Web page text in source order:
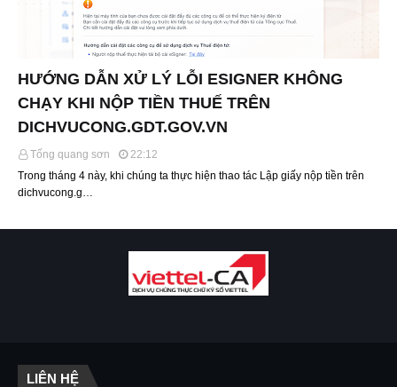
HƯỚNG DẪN XỬ LÝ LỖI ESIGNER KHÔNG
CHẠY KHI NỘP TIỀN THUẾ TRÊN
DICHVUCONG.GDT.GOV.VN
Tống quang sơn
22:12
Trong tháng 4 này, khi chúng ta thực hiện thao tác Lập giấy nộp tiền trên
dichvucong.g…
LIÊN HỆ